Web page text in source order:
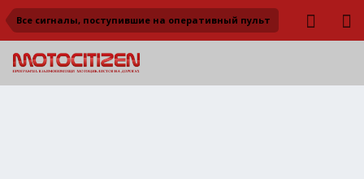
Все сигналы, поступившие на оперативный пульт